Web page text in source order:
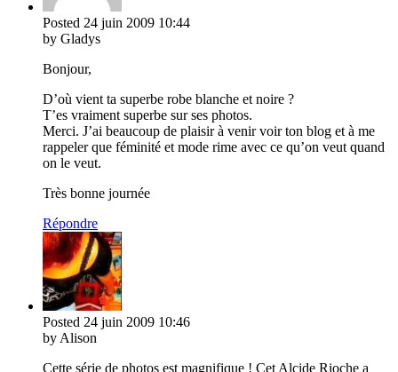
Posted 24 juin 2009 10:44
by Gladys
Bonjour,
D’où vient ta superbe robe blanche et noire ?
T’es vraiment superbe sur ses photos.
Merci. J’ai beaucoup de plaisir à venir voir ton blog et à me
rappeler que féminité et mode rime avec ce qu’on veut quand
on le veut.
Très bonne journée
Répondre
Posted 24 juin 2009 10:46
by Alison
Cette série de photos est magnifique ! Cet Alcide Rioche a